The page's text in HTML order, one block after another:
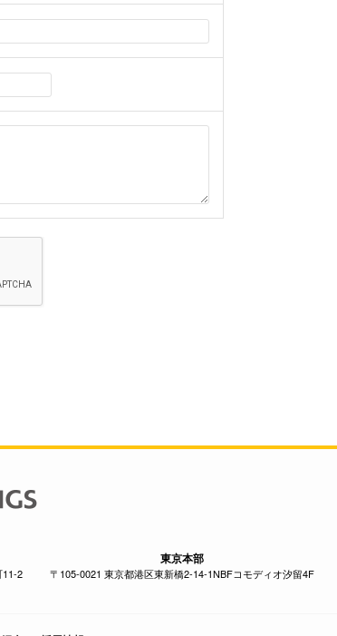
2
東京本部
〒105-0021 東京都港区東新橋2-14-1NBFコモディオ汐留4F